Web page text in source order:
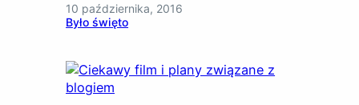
10 października, 2016
Było święto